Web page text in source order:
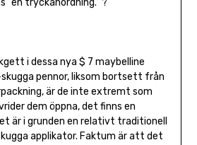
tryckanordning.” ?
i dessa nya $ 7 maybelline
pennor, liksom bortsett från
är de inte extremt som
dem öppna, det finns en
är i grunden en relativt traditionell
applikator. Faktum är att det